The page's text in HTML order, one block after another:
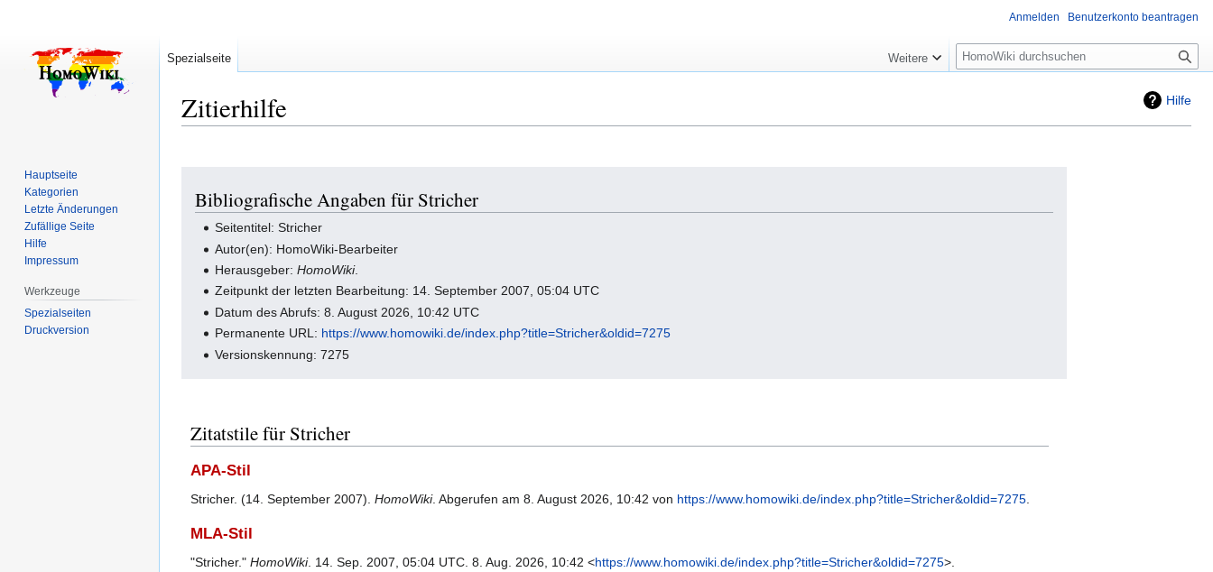
Hilfe
Zitierhilfe
Navigation
springen
Suche
springen
Bibliografische Angaben für Stricher
Seitentitel: Stricher
Autor(en): HomoWiki-Bearbeiter
Herausgeber:HomoWiki.
Zeitpunkt der letzten Bearbeitung: 14. September 2007, 05:04 UTC
Datum des Abrufs: 8. August 2026, 10:42 UTC
Permanente URL: https://www.homowiki.de/index.php?title=Stricher&oldid=7275
Versionskennung: 7275
Zitatstile für Stricher
APA-Stil
Stricher. (14. September 2007). HomoWiki. Abgerufen am 8. August 2026, 10:42 von https://www.homowiki.de/index.php?title=Stricher&oldid=7275
MLA-Stil
"Stricher." HomoWiki. 14. Sep. 2007, 05:04 UTC. 8. Aug. 2026, 10:42 <https://www.homowiki.de/index.php?title=Stricher&oldid=7275>.
Anmelden Benutzerkonto beantragen
Spezialseite Weitere
Suche
Hauptseite
Kategorien
Letzte Änderungen
Zufällige Seite
Hilfe
Impressum
Werkzeuge
Spezialseiten
Druckversion